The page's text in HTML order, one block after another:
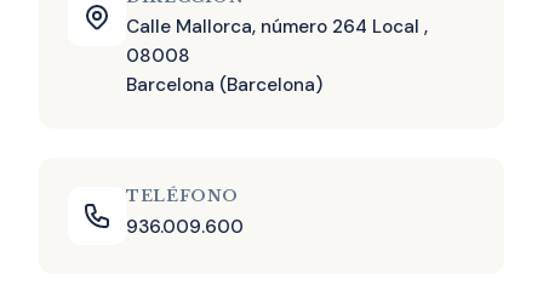
Calle Mallorca, número 264 Local ,
08008
Barcelona (Barcelona)
TELÉFONO
936.009.600